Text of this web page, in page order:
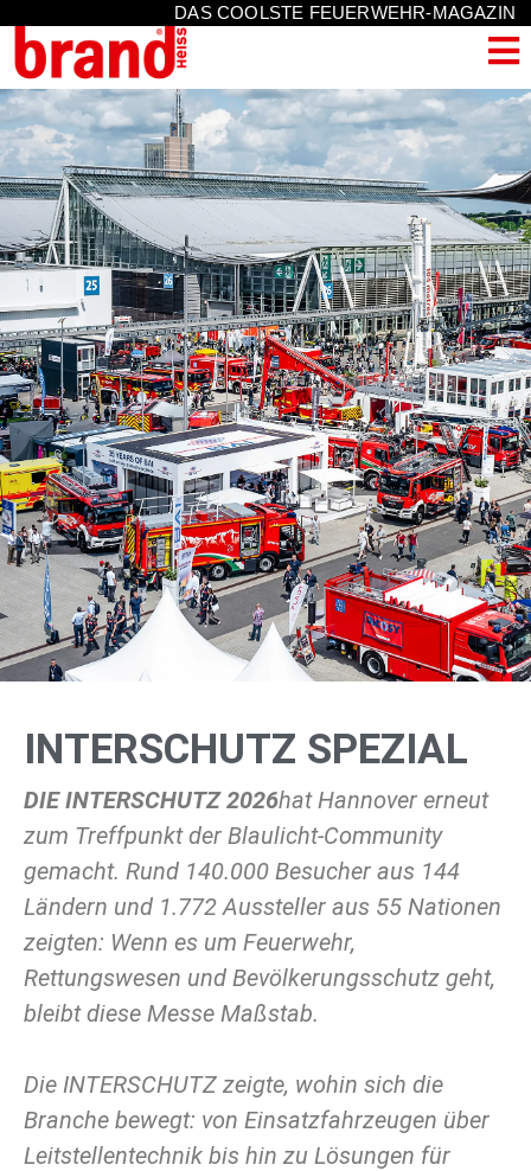
DAS COOLSTE FEUERWEHR-MAGAZIN
INTERSCHUTZ SPEZIAL
DIE INTERSCHUTZ 2026hat Hannover erneut
zum Treffpunkt der Blaulicht-Community
gemacht. Rund 140.000 Besucher aus 144
Ländern und 1.772 Aussteller aus 55 Nationen
zeigten: Wenn es um Feuerwehr,
Rettungswesen und Bevölkerungsschutz geht,
bleibt diese Messe Maßstab.
Die INTERSCHUTZ zeigte, wohin sich die
Branche bewegt: von Einsatzfahrzeugen über
Leitstellentechnik bis hin zu Lösungen für